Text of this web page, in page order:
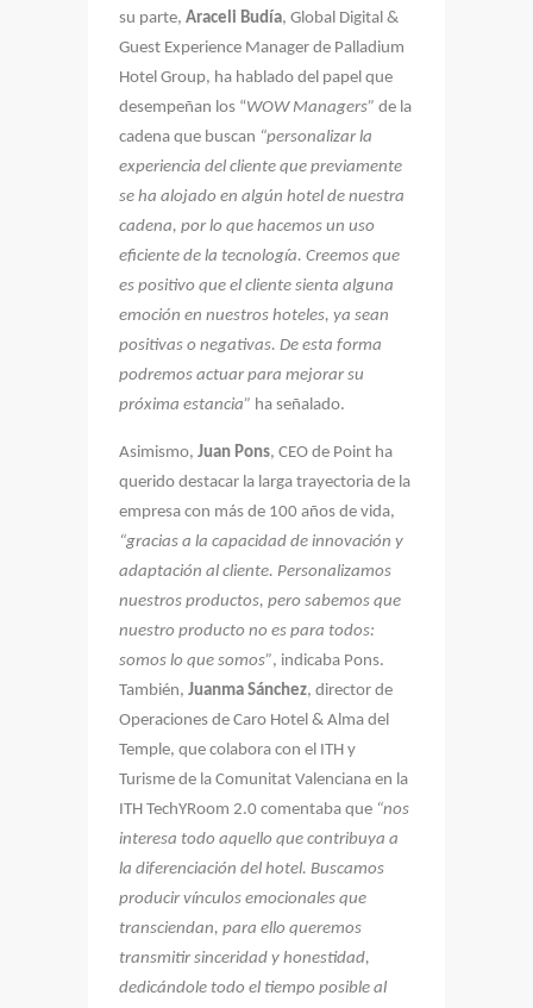
su parte, Araceli Budía, Global Digital &
Guest Experience Manager de Palladium
Hotel Group, ha hablado del papel que
desempeñan los “WOW Managers” de la
cadena que buscan “personalizar la
experiencia del cliente que previamente
se ha alojado en algún hotel de nuestra
cadena, por lo que hacemos un uso
eficiente de la tecnología. Creemos que
es positivo que el cliente sienta alguna
emoción en nuestros hoteles, ya sean
positivas o negativas. De esta forma
podremos actuar para mejorar su
próxima estancia” ha señalado.
Asimismo, Juan Pons, CEO de Point ha
querido destacar la larga trayectoria de la
empresa con más de 100 años de vida,
“gracias a la capacidad de innovación y
adaptación al cliente. Personalizamos
nuestros productos, pero sabemos que
nuestro producto no es para todos:
somos lo que somos”, indicaba Pons.
También, Juanma Sánchez, director de
Operaciones de Caro Hotel & Alma del
Temple, que colabora con el ITH y
Turisme de la Comunitat Valenciana en la
ITH TechYRoom 2.0 comentaba que “nos
interesa todo aquello que contribuya a
la diferenciación del hotel. Buscamos
producir vínculos emocionales que
transciendan, para ello queremos
transmitir sinceridad y honestidad,
dedicándole todo el tiempo posible al